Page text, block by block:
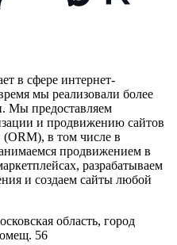
в сфере интернет-
мы реализовали более
Мы предоставляем
и продвижению сайтов
в том числе в
продвижением в
разрабатываем
и создаем сайты любой
область, город
56